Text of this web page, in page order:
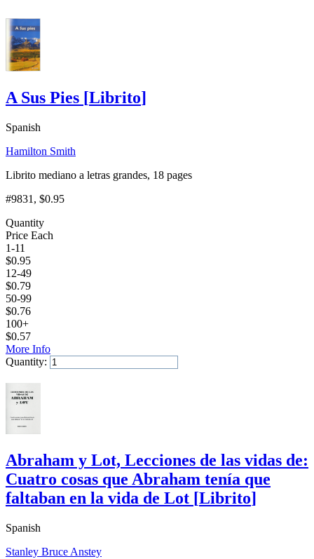
A Sus Pies [Librito]
Spanish
Hamilton Smith
Librito mediano a letras grandes, 18 pages
#9831 , $0.95
Quantity
Price Each
1-11
$0.95
12-49
$0.79
50-99
$0.76
100+
$0.57
More Info
Quantity:
Abraham y Lot, Lecciones de las vidas de:
Cuatro cosas que Abraham tenía que
faltaban en la vida de Lot [Librito]
Spanish
Stanley Bruce Anstey